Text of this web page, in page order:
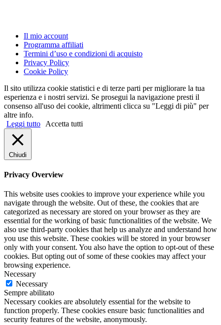
Il mio account
Programma affiliati
Termini d’uso e condizioni di acquisto
Privacy Policy
Cookie Policy
Il sito utilizza cookie statistici e di terze parti per migliorare la tua
esperienza e i nostri servizi. Se prosegui la navigazione presti il
consenso all'uso dei cookie, altrimenti clicca su "Leggi di più" per
altre info.
Leggi tutto
Accetta tutti
Chiudi
Privacy Overview
This website uses cookies to improve your experience while you
navigate through the website. Out of these, the cookies that are
categorized as necessary are stored on your browser as they are
essential for the working of basic functionalities of the website. We
also use third-party cookies that help us analyze and understand how
you use this website. These cookies will be stored in your browser
only with your consent. You also have the option to opt-out of these
cookies. But opting out of some of these cookies may affect your
browsing experience.
Necessary
Necessary
Sempre abilitato
Necessary cookies are absolutely essential for the website to
function properly. These cookies ensure basic functionalities and
security features of the website, anonymously.